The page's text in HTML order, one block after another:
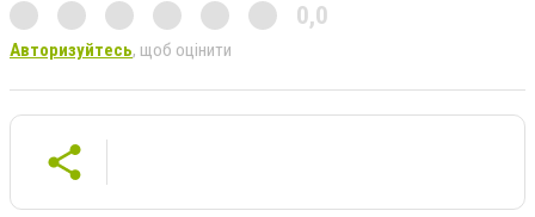
0,0
Авторизуйтесь, щоб оцінити